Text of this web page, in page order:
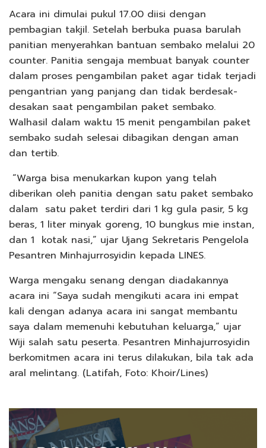
Acara ini dimulai pukul 17.00 diisi dengan
pembagian takjil. Setelah berbuka puasa barulah
panitian menyerahkan bantuan sembako melalui 20
counter. Panitia sengaja membuat banyak counter
dalam proses pengambilan paket agar tidak terjadi
pengantrian yang panjang dan tidak berdesak-
desakan saat pengambilan paket sembako.
Walhasil dalam waktu 15 menit pengambilan paket
sembako sudah selesai dibagikan dengan aman
dan tertib.
“Warga bisa menukarkan kupon yang telah
diberikan oleh panitia dengan satu paket sembako
dalam satu paket terdiri dari 1 kg gula pasir, 5 kg
beras, 1 liter minyak goreng, 10 bungkus mie instan,
dan 1 kotak nasi,” ujar Ujang Sekretaris Pengelola
Pesantren Minhajurrosyidin kepada LINES.
Warga mengaku senang dengan diadakannya
acara ini “Saya sudah mengikuti acara ini empat
kali dengan adanya acara ini sangat membantu
saya dalam memenuhi kebutuhan keluarga,” ujar
Wiji salah satu peserta. Pesantren Minhajurrosyidin
berkomitmen acara ini terus dilakukan, bila tak ada
aral melintang. (Latifah, Foto: Khoir/Lines)